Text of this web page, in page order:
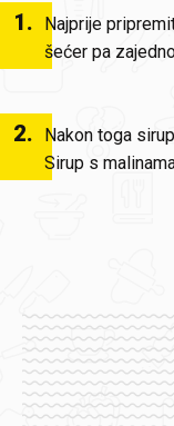
1.
Najprije
šećer pa
2.
Nakon toga
Sirup s